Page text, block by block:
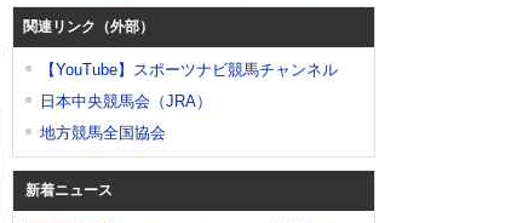
関連リンク（外部）
【YouTube】スポーツナビ競馬チャンネル
日本中央競馬会（JRA）
地方競馬全国協会
新着ニュース